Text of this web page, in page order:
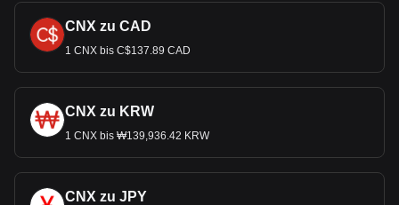
CNX zu CAD
1 CNX bis C$137.89 CAD
CNX zu KRW
1 CNX bis ₩139,936.42 KRW
CNX zu JPY